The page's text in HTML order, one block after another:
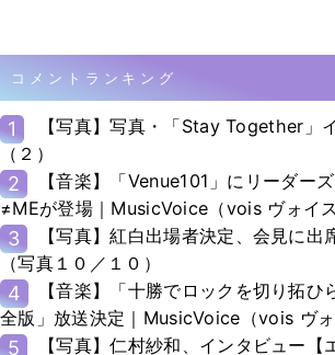
コメントランキング
1
【写真】写真・「Stay Together」
（２）
2
【音楽】「Venue101」にリーダー
≠MEが登場｜MusicVoice（vois ヴォイス
3
【写真】紅白出場者決定、会見に出
（写真１０／１０）
4
【音楽】「十勝でロックを切り拓ひ
全版」放送決定｜MusicVoice（vois ヴォ
5 【写真】仁村紗和、インタビュー【